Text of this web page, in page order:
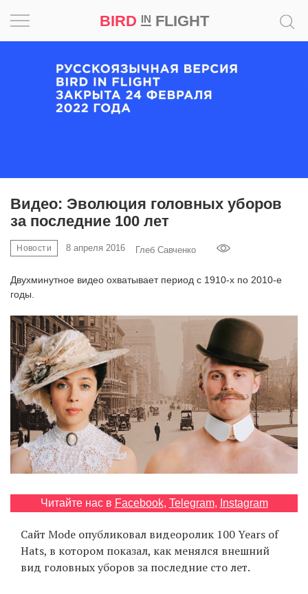
BIRD INFLIGHT
Видео: Эволюция головных уборов
за последние 100 лет
Новости 8 апреля 2016 Глеб Савченко
Двухминутное видео охватывает период с 1910-х по 2010-е
годы.
Читайте нас в Facebook, Telegram, Instagram
Сайт Mode опубликовал видеоролик 100 Years of
Hats, в котором показал, как менялся внешний
вид головных уборов за последние сто лет.